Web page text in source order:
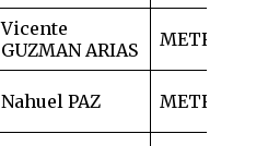
Vicente
GUZMAN ARIAS
METRO
Nahuel PAZ METRO